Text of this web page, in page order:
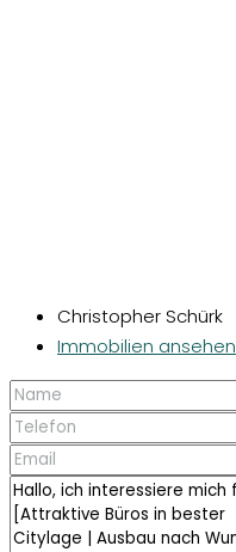
Christopher Schürk
Immobilien ansehen